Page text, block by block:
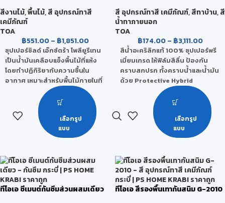
สีงานไม้,พื้นไม้,สี อุปกรณ์ทาสี
เคมีภัณฑ์
TOA
฿551.00 – ฿1,851.00
ซุปเปอร์ชิลด์ เอ๊กซ์ตร้า โพลียูรีเทน
เป็นน้ำมันเคลือบแข็งพื้นไม้ที่แห้ง
โดยทำปฏิกิริยากับความชื้นใน
อากาศ เหมาะสำหรับพื้นไม้ภายในที่
มีแดดส่องถึงเป็นบางเวลา ทาง่าย
ขึ้นฟิล์มไว ให้ความเงางามสูง
สามารถป้องกันแบคทีเรียได้ตลอด
อายุการใช้งาน ฟิล์มสีสามารถทน
ต่อการขูดขีด การขัดถู และ
สามารถยึดเกาะกับเนื้อไม้ได้ดีเยี่ยม
กระแทก ความร้อน และ สารเคมีได้
ดี
เลือกรูป
แบบ
สี อุปกรณ์ทาสี เคมีภัณฑ์,สีทาบ้าน,สี
น้ำทาภายนอก
TOA
฿174.00 – ฿3,111.00
สีน้ำอะคริลิกแท้ 100% ซุปเปอร์พรี
เมี่ยมเกรด ให้ฟิล์มสีลื่น ป้องกัน
คราบสกปรก ทั้งคราบน้ำและน้ำมัน
ด้วย Protective Hybrid
Technology จากประเทศเยอรมัน
ที่ประกอบด้วย นาโนซิลิโคน (Nano
Silicone) ป้องกันคราบสกปรก
ที่มาในรูปของ ฟลูโอโร (Fluoro
Carbon) สารเคลือบลื่น ป้องกัน
รองรับ
เลือกรูป
แบบ
ทีโอเอ ซีเมนต์กันซึมส่วนผสมเดียว
ทีโอเอ สีรองพื้นเทากันสนิม G-2010